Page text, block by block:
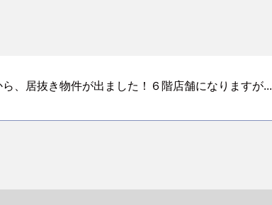
、居抜き物件が出ました！６階店舗になりますが...